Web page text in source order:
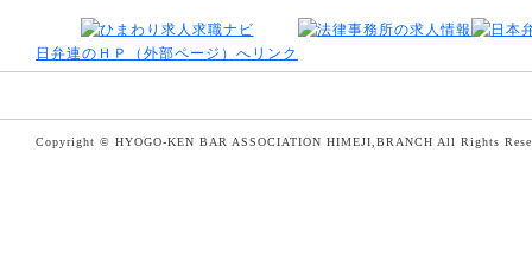
日弁連のＨＰ（外部ページ）へリンク
Copyright © HYOGO-KEN BAR ASSOCIATION HIMEJI,BRANCH All Rights